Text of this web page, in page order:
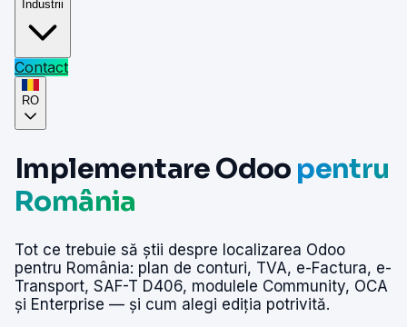
Industrii
Contact
RO
Implementare Odoo pentru
România
Tot ce trebuie să știi despre localizarea Odoo
pentru România: plan de conturi, TVA, e-Factura, e-
Transport, SAF-T D406, modulele Community, OCA
și Enterprise — și cum alegi ediția potrivită.